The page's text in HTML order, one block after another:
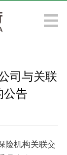
司与关联
公告
险机构关联交